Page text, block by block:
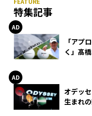
特集記事
「アプ
く」髙
オデッ
生まれ